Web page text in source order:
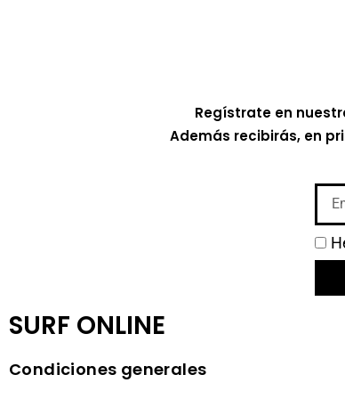
Regístrate en
Además recibirás, en
SURF ONLINE
Condiciones generales